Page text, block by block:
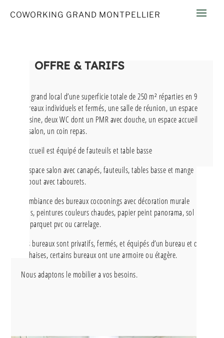
COWORKING GRAND MONTPELLIER
OFFRE & TARIFS
Un grand local d’une superficie totale de 250 m² réparties en 9
bureaux individuels et fermés, une salle de réunion, un espace
cuisine, deux WC dont un PMR avec douche, un espace accueil
et salon, un coin repas.
L’accueil est équipé de fauteuils et table basse
L’espace salon avec canapés, fauteuils, tables basse et mange
debout avec tabourets.
L’ambiance des bureaux cocoonings avec décoration murale
bois, peintures couleurs chaudes, papier peint panorama, sol
en parquet pvc ou carrelage.
Les bureaux sont privatifs, fermés, et équipés d’un bureau et de
3 chaises, certains bureaux ont une armoire ou étagère.
Nous adaptons le mobilier a vos besoins.